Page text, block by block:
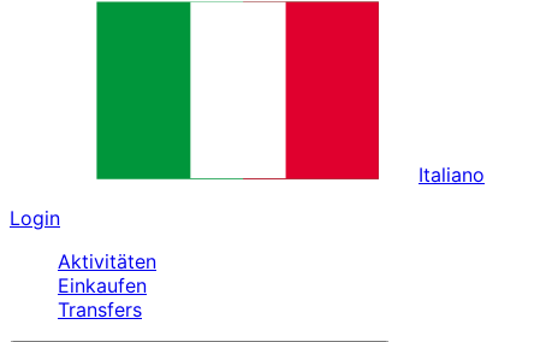
Italiano
Login
Aktivitäten
Einkaufen
Transfers